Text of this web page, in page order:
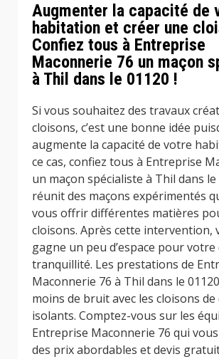
Augmenter la capacité de
habitation et créer une
Confiez tous à Entreprise
Maconnerie 76 un maçon
à Thil dans le 01120 !
Si vous souhaitez des travaux
cloisons, c’est une bonne idée
augmente la capacité de votre
ce cas, confiez tous à Entreprise
un maçon spécialiste à Thil dans le
réunit des maçons expérimentés
vous offrir différentes matières
cloisons. Après cette intervention,
gagne un peu d’espace pour
tranquillité. Les prestations de
Maconnerie 76 à Thil dans le
moins de bruit avec les cloisons
isolants. Comptez-vous sur les
Entreprise Maconnerie 76 qui
des prix abordables et devis